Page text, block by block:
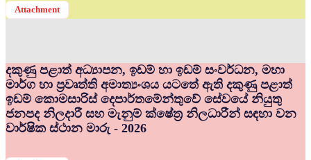
Attachment
දකුණු පළාත් අධ්‍යාපන, ඉඩම් හා ඉඩම් සංවර්ධන, මහා
මාර්ග හා ප්‍රවෘත්ති අමාත්‍යංශය යටතේ ඇති දකුණු පළාත්
ඉඩම් කොමසාරිස් දෙපාර්තමේන්තුවේ සේවයේ නියුතු
ජනපද නිලදාරී සහ මැනුම් ක්ෂේත්‍ර නිලධාරීන් සඳහා වන
වාර්ෂික ස්ථාන මාරු - 2026